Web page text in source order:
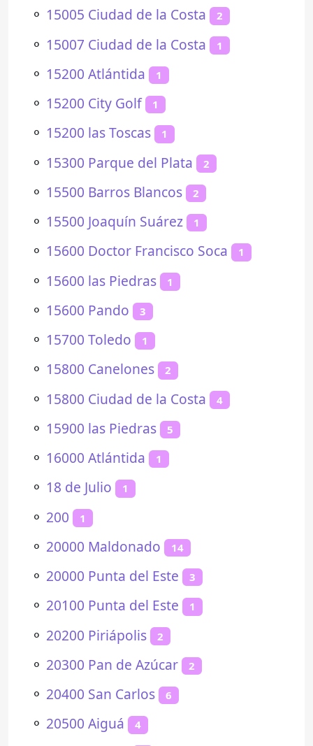
⚬ 15005 Ciudad de la Costa 2
⚬ 15007 Ciudad de la Costa 1
⚬ 15200 Atlántida 1
⚬ 15200 City Golf 1
⚬ 15200 las Toscas 1
⚬ 15300 Parque del Plata 2
⚬ 15500 Barros Blancos 2
⚬ 15500 Joaquín Suárez 1
⚬ 15600 Doctor Francisco Soca 1
⚬ 15600 las Piedras 1
⚬ 15600 Pando 3
⚬ 15700 Toledo 1
⚬ 15800 Canelones 2
⚬ 15800 Ciudad de la Costa 4
⚬ 15900 las Piedras 5
⚬ 16000 Atlántida 1
⚬ 18 de Julio 1
⚬ 200 1
⚬ 20000 Maldonado 14
⚬ 20000 Punta del Este 3
⚬ 20100 Punta del Este 1
⚬ 20200 Piriápolis 2
⚬ 20300 Pan de Azúcar 2
⚬ 20400 San Carlos 6
⚬ 20500 Aiguá 4